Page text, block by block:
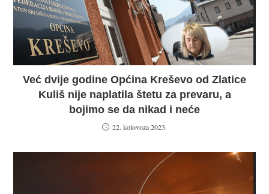
Već dvije godine Općina Kreševo od Zlatice
Kuliš nije naplatila štetu za prevaru, a
bojimo se da nikad i neće
22. kolovoza 2023.